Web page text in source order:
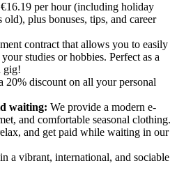
per hour (including holiday
plus bonuses, tips, and career
contract that allows you to easily
studies or hobbies. Perfect as a
gig!
20% discount on all your personal
waiting: We provide a modern e-
and comfortable seasonal clothing.
and get paid while waiting in our
a vibrant, international, and sociable